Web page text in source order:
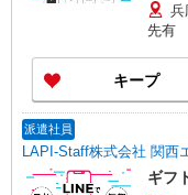
務
兵
先有
キープ
派遣社員
LAPI-Staff株式会社 関西
ギフ